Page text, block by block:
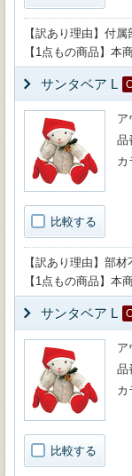
【訳あり理由】付
【1点もの商品】本
サンタベア L
比較する
ア
品
カ
【訳あり理由】部
【1点もの商品】本
サンタベア L
比較する
ア
品
カ